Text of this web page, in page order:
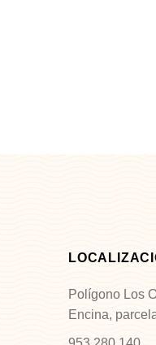
Polígono Los
Encina,